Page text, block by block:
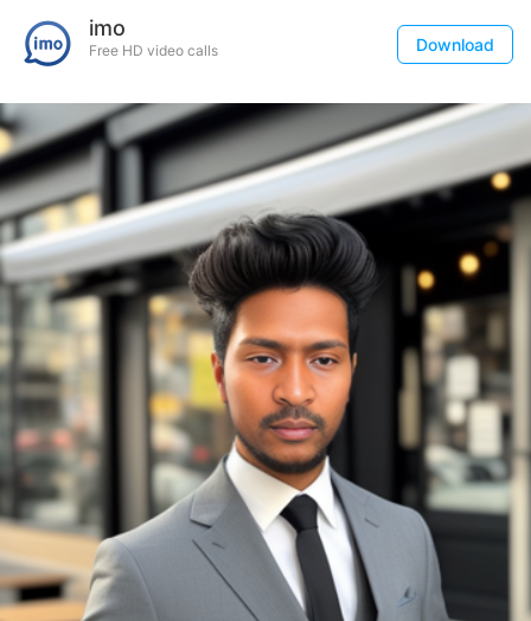
imo
Free HD video calls Download